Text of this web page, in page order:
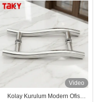
Video
Kolay Kurulum Modern Ofis